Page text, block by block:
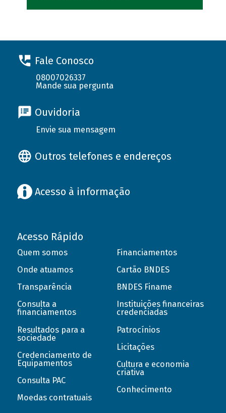
Fale Conosco
08007026337
Mande sua pergunta
Ouvidoria
Envie sua mensagem
Outros telefones e endereços
Acesso à informação
Acesso Rápido
Quem somos
Onde atuamos
Transparência
Consulta a
financiamentos
Resultados para a
sociedade
Credenciamento de
Equipamentos
Consulta PAC
Moedas contratuais
Financiamentos
Cartão BNDES
BNDES Finame
Instituições financeiras
credenciadas
Patrocínios
Licitações
Cultura e economia
criativa
Conhecimento